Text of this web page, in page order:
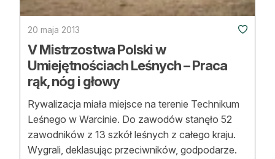
20 maja 2013
V Mistrzostwa Polski w
Umiejętnościach Leśnych – Praca
rąk, nóg i głowy
Rywalizacja miała miejsce na terenie Technikum
Leśnego w Warcinie. Do zawodów stanęło 52
zawodników z 13 szkół leśnych z całego kraju.
Wygrali, deklasując przeciwników, godpodarze.